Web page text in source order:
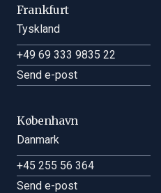
Frankfurt
Tyskland
+49 69 333 9835 22
Send e-post
København
Danmark
+45 255 56 364
Send e-post